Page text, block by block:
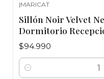
|MARICAT
Sillón Noir Velvet
Dormitorio
$94.990
Cantidad